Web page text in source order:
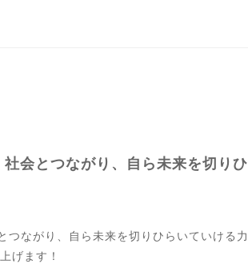
会とつながり、自ら未来を切り
ながり、自ら未来を切りひらいていける
げます！